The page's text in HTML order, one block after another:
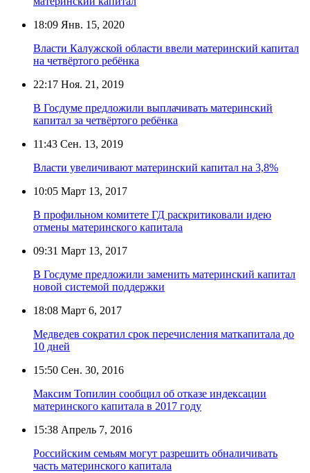
18:09 Янв. 15, 2020
Власти Калужской области ввели материнский капитал
на четвёртого ребёнка
22:17 Ноя. 21, 2019
В Госдуме предложили выплачивать материнский
капитал за четвёртого ребёнка
11:43 Сен. 13, 2019
Власти увеличивают материнский капитал на 3,8%
10:05 Март 13, 2017
В профильном комитете ГД раскритиковали идею
отмены материнского капитала
09:31 Март 13, 2017
В Госдуме предложили заменить материнский капитал
новой системой поддержки
18:08 Март 6, 2017
Медведев сократил срок перечисления маткапитала до
10 дней
15:50 Сен. 30, 2016
Максим Топилин сообщил об отказе индексации
материнского капитала в 2017 году
15:38 Апрель 7, 2016
Российским семьям могут разрешить обналичивать
часть материнского капитала